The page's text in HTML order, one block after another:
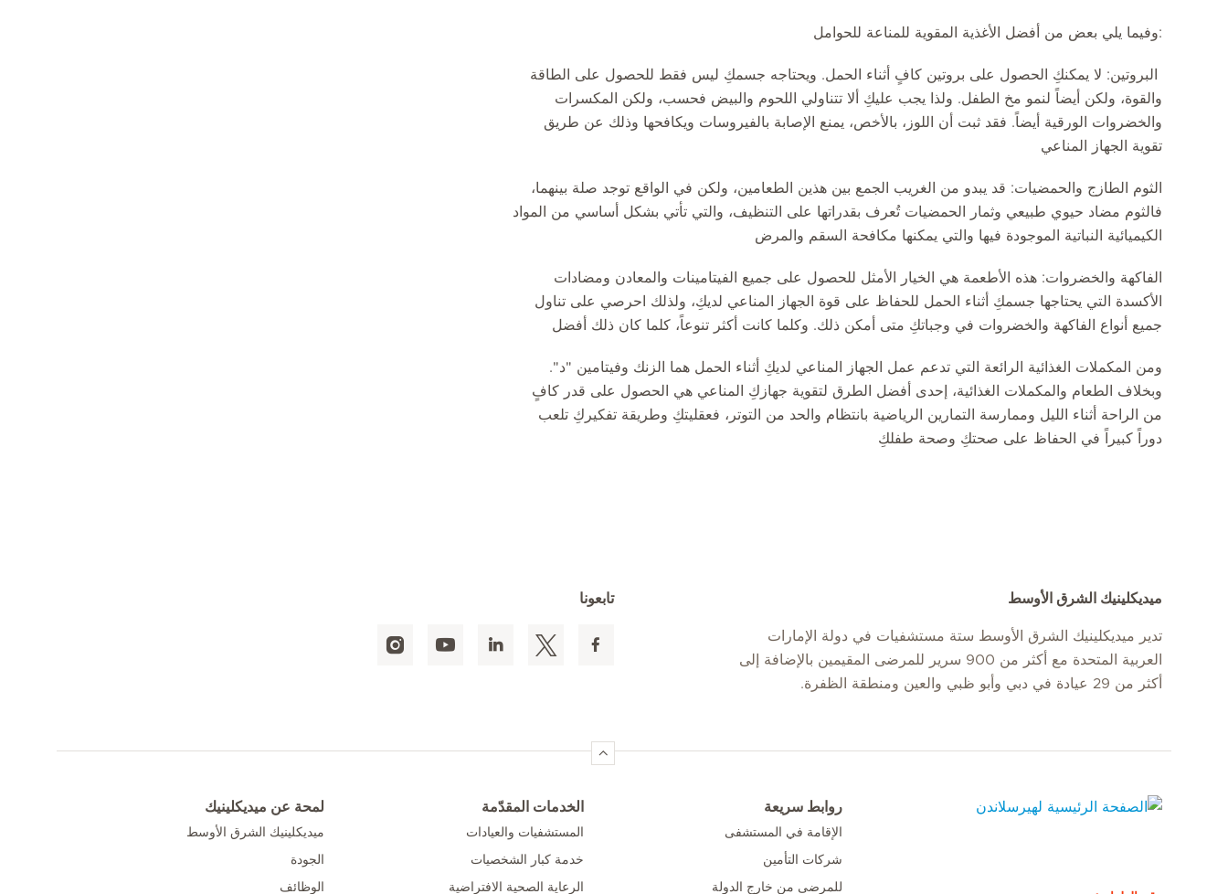
:وفيما يلي بعض من أفضل الأغذية المقوية للمناعة للحوامل
البروتين: لا يمكنكِ الحصول على بروتين كافٍ أثناء الحمل. ويحتاجه جسمكِ ليس فقط للحصول على الطاقة
والقوة، ولكن أيضاً لنمو مخ الطفل. ولذا يجب عليكِ ألا تتناولي اللحوم والبيض فحسب، ولكن المكسرات
والخضروات الورقية أيضاً. فقد ثبت أن اللوز، بالأخص، يمنع الإصابة بالفيروسات ويكافحها وذلك عن طريق
تقوية الجهاز المناعي
الثوم الطازج والحمضيات: قد يبدو من الغريب الجمع بين هذين الطعامين، ولكن في الواقع توجد صلة بينهما،
فالثوم مضاد حيوي طبيعي وثمار الحمضيات تُعرف بقدراتها على التنظيف، والتي تأتي بشكل أساسي من المواد
الكيميائية النباتية الموجودة فيها والتي يمكنها مكافحة السقم والمرض
الفاكهة والخضروات: هذه الأطعمة هي الخيار الأمثل للحصول على جميع الفيتامينات والمعادن ومضادات
الأكسدة التي يحتاجها جسمكِ أثناء الحمل للحفاظ على قوة الجهاز المناعي لديكِ، ولذلك احرصي على تناول
جميع أنواع الفاكهة والخضروات في وجباتكِ متى أمكن ذلك. وكلما كانت أكثر تنوعاً، كلما كان ذلك أفضل
ومن المكملات الغذائية الرائعة التي تدعم عمل الجهاز المناعي لديكِ أثناء الحمل هما الزنك وفيتامين "د".
وبخلاف الطعام والمكملات الغذائية، إحدى أفضل الطرق لتقوية جهازكِ المناعي هي الحصول على قدر كافٍ
من الراحة أثناء الليل وممارسة التمارين الرياضية بانتظام والحد من التوتر، فعقليتكِ وطريقة تفكيركِ تلعب
دوراً كبيراً في الحفاظ على صحتكِ وصحة طفلكِ
ميديكلينيك الشرق الأوسط
تدير ميديكلينيك الشرق الأوسط ستة مستشفيات في دولة الإمارات
العربية المتحدة مع أكثر من 900 سرير للمرضى المقيمين بالإضافة إلى
أكثر من 29 عيادة في دبي وأبو ظبي والعين ومنطقة الظفرة.
تابعونا
روابط سريعة
الإقامة في المستشفى
شركات التأمين
للمرضى من خارج الدولة
الخدمات المقدّمة
المستشفيات والعيادات
خدمة كبار الشخصيات
الرعاية الصحية الافتراضية
لمحة عن ميديكلينيك
ميديكلينيك الشرق الأوسط
الجودة
الوظائف